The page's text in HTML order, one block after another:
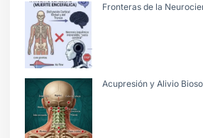
Fronteras de la
Acupresión y Alivio